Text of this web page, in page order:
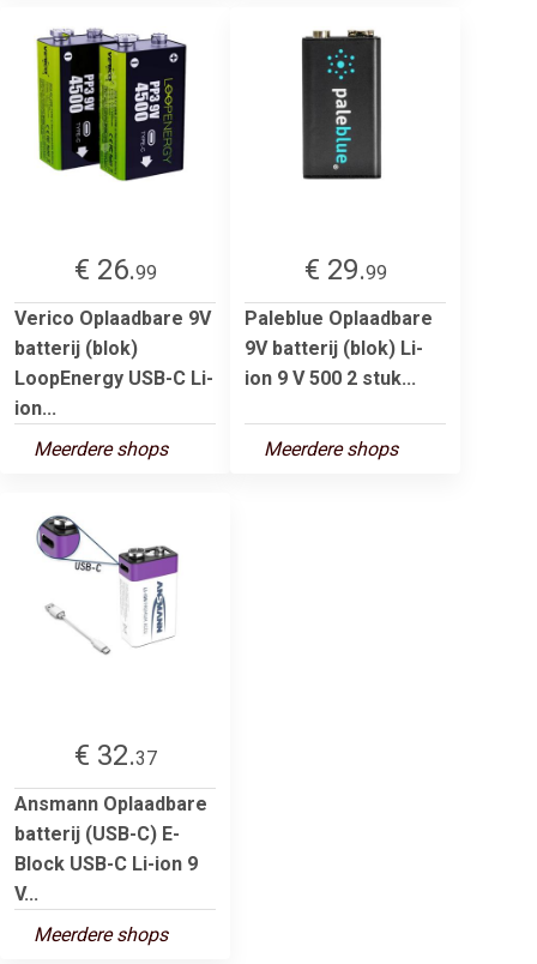
€ 26.99
Verico Oplaadbare 9V
batterij (blok)
LoopEnergy USB-C Li-
ion...
Meerdere shops
€ 29.99
Paleblue Oplaadbare
9V batterij (blok) Li-
ion 9 V 500 2 stuk...
Meerdere shops
€ 32.37
Ansmann Oplaadbare
batterij (USB-C) E-
Block USB-C Li-ion 9
V...
Meerdere shops